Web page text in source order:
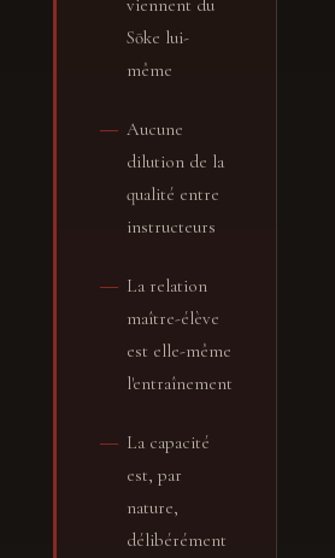
Sōke lui-
même
― Aucune
dilution de la
qualité entre
instructeurs
― La relation
maître-élève
est elle-même
l'entraînement
― La capacité
est, par
nature,
délibérément